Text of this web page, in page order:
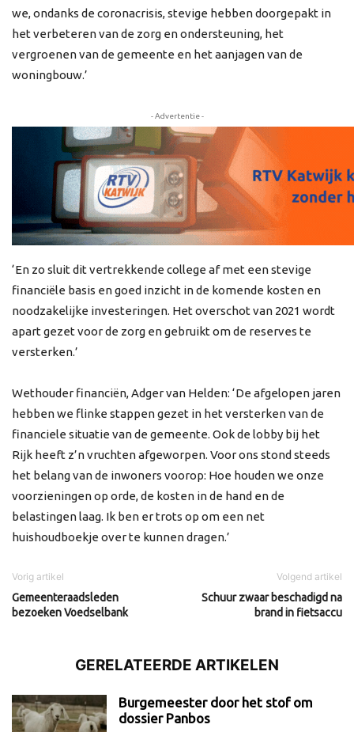
we, ondanks de coronacrisis, stevige hebben doorgepakt in
het verbeteren van de zorg en ondersteuning, het
vergroenen van de gemeente en het aanjagen van de
woningbouw.’
- Advertentie -
‘En zo sluit dit vertrekkende college af met een stevige
financiële basis en goed inzicht in de komende kosten en
noodzakelijke investeringen. Het overschot van 2021 wordt
apart gezet voor de zorg en gebruikt om de reserves te
versterken.’
Wethouder financiën, Adger van Helden: ‘De afgelopen jaren
hebben we flinke stappen gezet in het versterken van de
financiele situatie van de gemeente. Ook de lobby bij het
Rijk heeft z’n vruchten afgeworpen. Voor ons stond steeds
het belang van de inwoners voorop: Hoe houden we onze
voorzieningen op orde, de kosten in de hand en de
belastingen laag. Ik ben er trots op om een net
huishoudboekje over te kunnen dragen.’
Vorig artikel
Gemeenteraadsleden
bezoeken Voedselbank
Volgend artikel
Schuur zwaar beschadigd na
brand in fietsaccu
GERELATEERDE ARTIKELEN
Burgemeester door het stof om
dossier Panbos